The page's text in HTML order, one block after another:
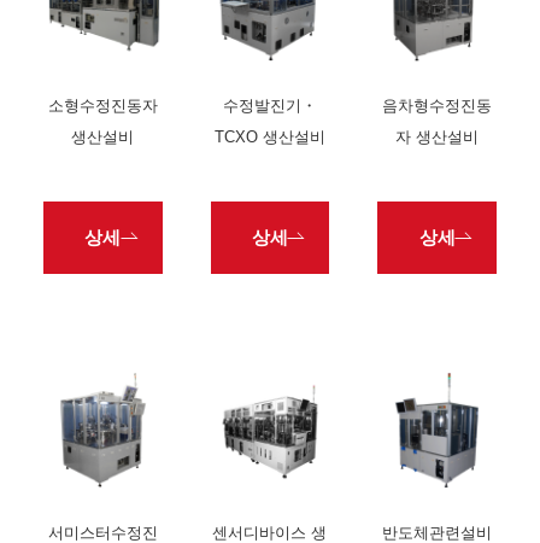
소형수정진동자
생산설비
상세
수정발진기・
TCXO 생산설비
상세
음차형수정진동
자 생산설비
상세
서미스터수정진
센서디바이스 생
반도체관련설비